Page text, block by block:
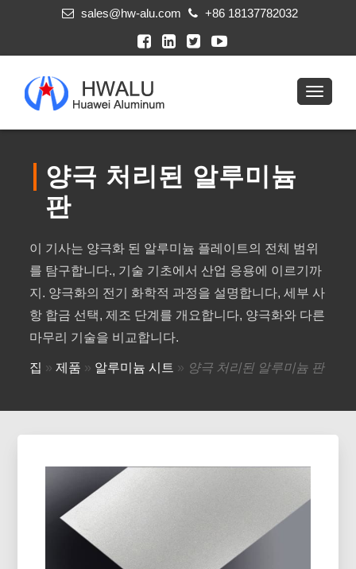
sales@hw-alu.com +86 18137782032
양극 처리된 알루미늄
판
이 기사는 양극화 된 알루미늄 플레이트의 전체 범위
를 탐구합니다., 기술 기초에서 산업 응용에 이르기까
지. 양극화의 전기 화학적 과정을 설명합니다, 세부 사
항 합금 선택, 제조 단계를 개요합니다, 양극화와 다른
마무리 기술을 비교합니다.
집 »제품 » 알루미늄 시트 » 양극 처리된 알루미늄 판